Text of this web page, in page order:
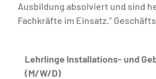
Ausbildung absolviert und sind
Fachkräfte im Einsatz.“
Lehrlinge Installations- und
(M/W/D)